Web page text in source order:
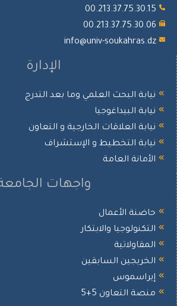
info@univ-
الإدارة
البحث العلمي وما بعد التدرج
البيداغوجيا
العلاقات الخارجية و التعاون
التخطيط و الإستشراف
العامة
واجهات الجامعة
الأعمال
والابتكار
السابقين
التعاون 5+5